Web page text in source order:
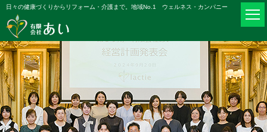
日々の健康づくりからリフォーム・介護まで。地域No.1 ウェルネス・カンパニー